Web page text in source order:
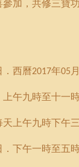
加，共修三寶
西曆2017年05
午九時至十一
上午九時下午
下午一時至五